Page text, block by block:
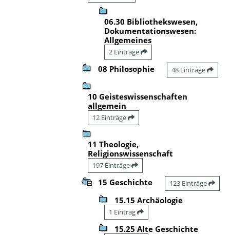
06.30 Bibliothekswesen,
Dokumentationswesen:
Allgemeines
2 Einträge
08 Philosophie 48 Einträge
10 Geisteswissenschaften
allgemein
12 Einträge
11 Theologie,
Religionswissenschaft
197 Einträge
15 Geschichte 123 Einträge
15.15 Archäologie
1 Eintrag
15.25 Alte Geschichte